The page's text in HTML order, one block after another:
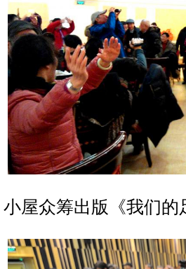
小屋众筹出版《我们